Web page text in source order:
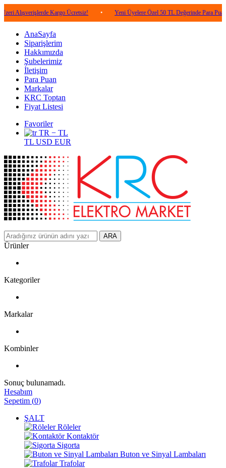
Kargo Ücretsiz! • Yeni Üyelere Özel 50 TL Değerinde Para Puan! •
AnaSayfa
Siparişlerim
Hakkımızda
Şubelerimiz
İletişim
Para Puan
Markalar
KRC Toptan
Fiyat Listesi
Favoriler
TR − TL
TL USD EUR
ARA
Ürünler
Kategoriler
Markalar
Kombinler
Sonuç bulunamadı.
Hesabım
Sepetim (0)
ŞALT
Röleler
Kontaktör
Sigorta
Buton ve Sinyal Lambaları
Trafolar